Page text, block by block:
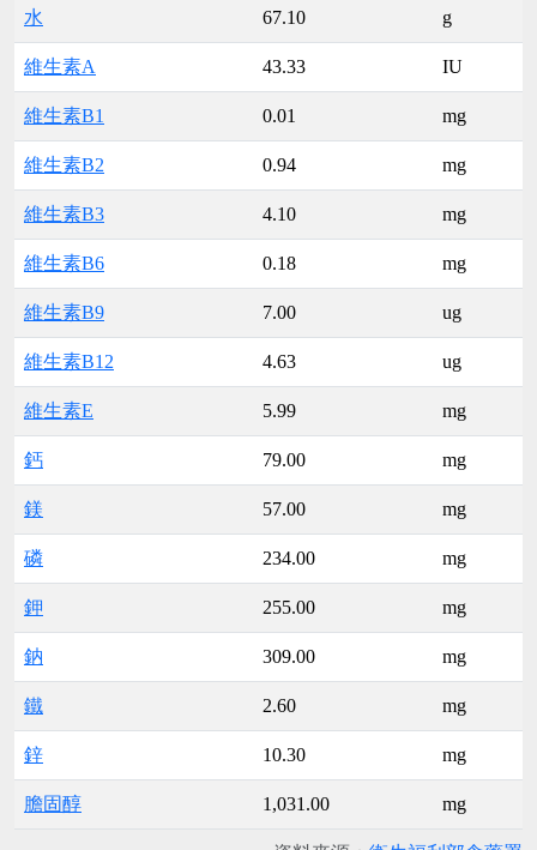
水 67.10 g
維生素A 43.33 IU
維生素B1 0.01 mg
維生素B2 0.94 mg
維生素B3 4.10 mg
維生素B6 0.18 mg
維生素B9 7.00 ug
維生素B12 4.63 ug
維生素E 5.99 mg
鈣 79.00 mg
鎂 57.00 mg
磷 234.00 mg
鉀 255.00 mg
鈉 309.00 mg
鐵 2.60 mg
鋅 10.30 mg
膽固醇 1,031.00 mg